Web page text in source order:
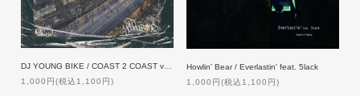
DJ YOUNG BIKE / COAST 2 COAST vol.9
1,000円(税込1,100円)
Howlin' Bear / Everlastin' feat. 5lack
1,000円(税込1,100円)